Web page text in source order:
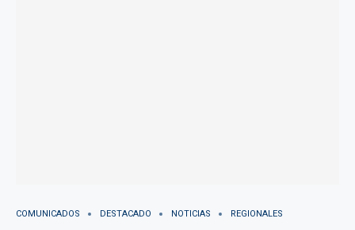
COMUNICADOS DESTACADO NOTICIAS REGIONALES